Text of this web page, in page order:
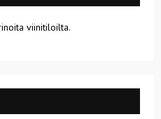
viinitiloilta.